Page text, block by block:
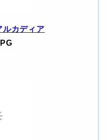
ルカディア